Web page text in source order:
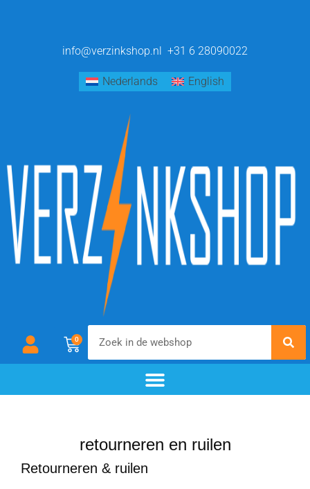
info@verzinkshop.nl +31 6 28090022
Nederlands English
0
retourneren en ruilen
Retourneren & ruilen